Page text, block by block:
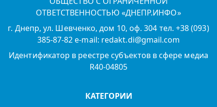
ОТВЕТСТВЕННОСТЬЮ «ДНЕПР.ИНФО»
г. Днепр, ул. Шевченко, дом 10, оф. 304 тел. +38 (093)
385-87-82 e-mail: redakt.di@gmail.com
Идентификатор в реестре субъектов в сфере медиа
R40-04805
КАТЕГОРИИ